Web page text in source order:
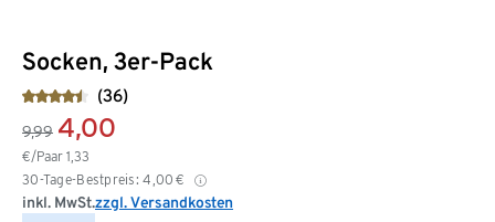
Socken, 3er-Pack
(36)
9,99 4,00
€/Paar 1,33
30-Tage-Bestpreis: 4,00 €
inkl. MwSt.zzgl. Versandkosten